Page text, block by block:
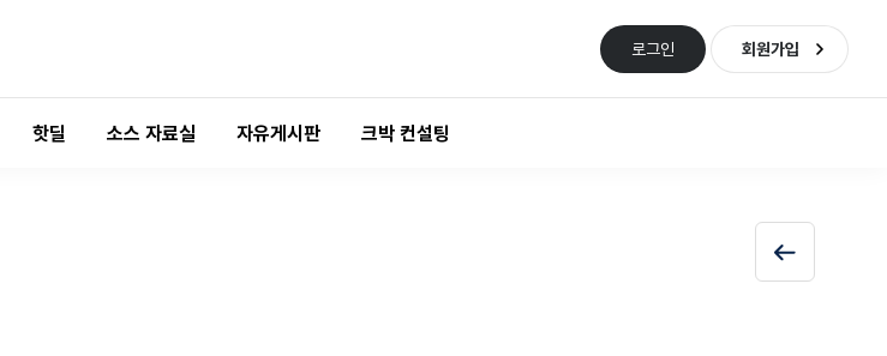
로그인 회원가입
핫딜 소스 자료실 자유게시판 크박 컨설팅